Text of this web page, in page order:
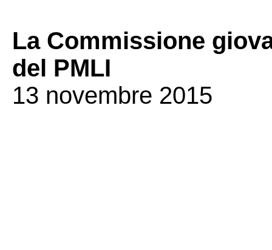
La Commissione
del PMLI
13 novembre 2015